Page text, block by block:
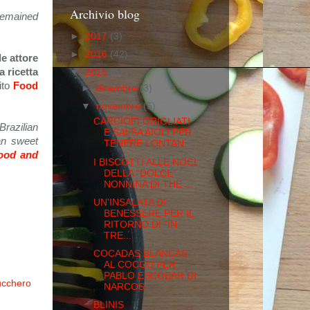
attore
ricetta
Food
sweet
and
Archivio blog
► 2017 (3)
► 2016 (42)
▼ 2015
(62)
►dicembre (3)
▼novembre(5)
CARCIOFI GRIGLIATI
E SALSA AIOLI PER
TENERE LONTAN...
I BISCOTTI ALLE NOCI
DELLA "DOLCE"
NONNINA DI THE ...
UN'INSALATA DI
BENESSERE PER IL
RITORNO DI "IN
TRE...
COCADAS BLANCAS
AL COCCO PER
PABLO ESCOBAR DI
NARCOS
BLINIS